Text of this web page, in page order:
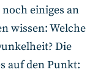
einiges an
wissen: Welche
Die
auf den Punkt: